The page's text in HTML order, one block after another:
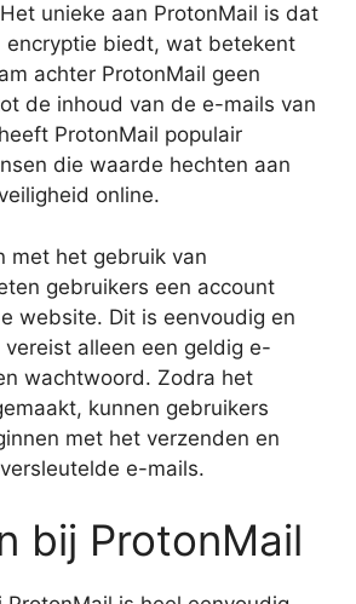
unieke aan ProtonMail is dat
biedt, wat betekent
achter ProtonMail geen
de inhoud van de e-mails van
ProtonMail populair
die waarde hechten aan
online.
met het gebruik van
gebruikers een account
website. Dit is eenvoudig en
alleen een geldig e-
wachtwoord. Zodra het
kunnen gebruikers
met het verzenden en
e-mails.
bij ProtonMail